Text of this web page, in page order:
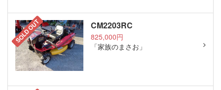
SOLD OUT CM2203RC
825,000円
「家族のまさお」